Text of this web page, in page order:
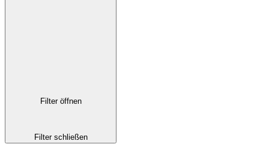
Filter öffnen
Filter schließen